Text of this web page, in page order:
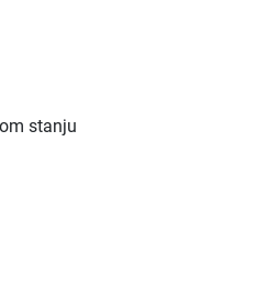
stanju